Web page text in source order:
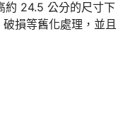
約 24.5 公分的尺寸下
損等舊化處理，並且